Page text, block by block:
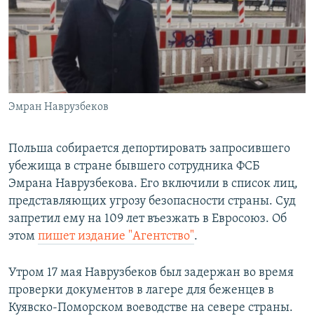
ПОБЕДИТЕЛЕЙ НЕ СУДЯТ?
КРЫМ.НЕПОКОРЕННЫЙ
ELIFBE
УКРАИНСКАЯ ПРОБЛЕМА КРЫМА
ПРИСОЕДИНЯЙТЕСЬ!
Все сайты RFE/RL
Эмран Наврузбеков
Польша собирается депортировать запросившего
убежища в стране бывшего сотрудника ФСБ
Эмрана Наврузбекова. Его включили в список лиц,
представляющих угрозу безопасности страны. Суд
запретил ему на 109 лет въезжать в Евросоюз. Об
этом пишет издание "Агентство".
Утром 17 мая Наврузбеков был задержан во время
проверки документов в лагере для беженцев в
Куявско-Поморском воеводстве на севере страны.